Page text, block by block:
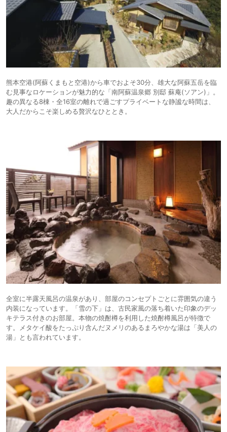
熊本空港(阿蘇くまもと空港)から車でおよそ30分、雄大な阿蘇五岳を臨
む見事なロケーションが魅力的な「南阿蘇温泉郷 別邸 蘇庵(ソアン)」。
趣の異なる8棟・全16室の離れで過ごすプライベートな静謐な時間は、
大人だからこそ楽しめる贅沢なひととき。
全室に半露天風呂の温泉があり、部屋のコンセプトごとに雰囲気の違う
内装になっています。「雪の下」は、古民家風の落ち着いた印象のデッ
キテラス付きのお部屋。本物の焼酎樽を利用した焼酎樽風呂が特徴で
す。メタケイ酸をたっぷり含んだヌメリのあるまろやかな湯は「美人の
湯」とも言われています。